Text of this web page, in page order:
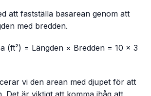
att fastställa basarean genom att
med bredden.
(ft²) = Längden × Bredden = 10 × 3
vi den arean med djupet för att